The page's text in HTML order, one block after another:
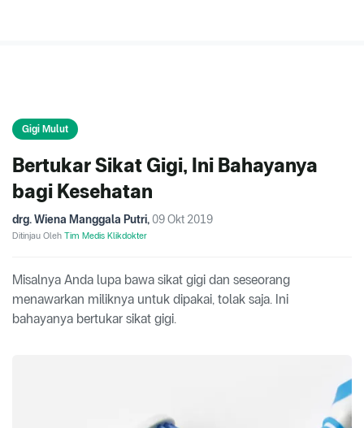
Gigi Mulut
Bertukar Sikat Gigi, Ini Bahayanya
bagi Kesehatan
drg. Wiena Manggala Putri, 09 Okt 2019
Ditinjau Oleh Tim Medis Klikdokter
Misalnya Anda lupa bawa sikat gigi dan seseorang
menawarkan miliknya untuk dipakai, tolak saja. Ini
bahayanya bertukar sikat gigi.